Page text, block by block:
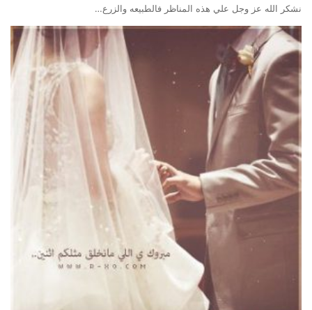
نشكر الله عز وجل علي هذه المناظر فالطبيعه والزرع…